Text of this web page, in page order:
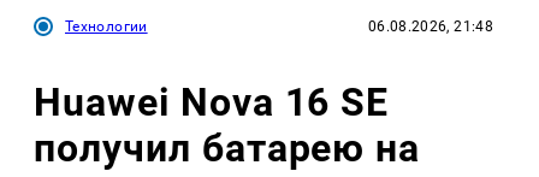
Технологии 06.08.2026, 21:48
Huawei Nova 16 SE
получил батарею на